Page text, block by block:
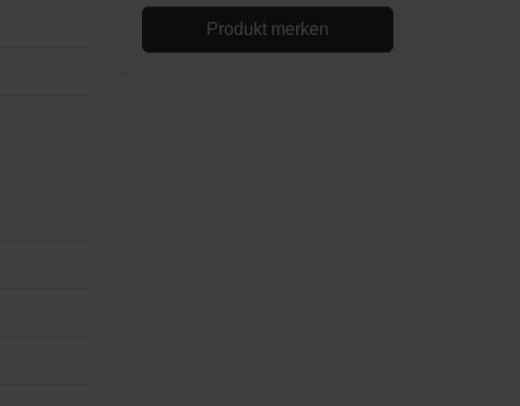
Produkt merken